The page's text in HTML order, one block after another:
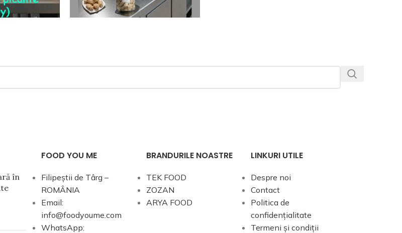
în
FOOD YOU ME
Filipeștii de Târg –
ROMÂNIA
Email:
info@foodyoume.com
WhatsApp:
BRANDURILE NOASTRE
TEK FOOD
ZOZAN
ARYA FOOD
LINKURI UTILE
Despre noi
Contact
Politica de
confidențialitate
Termeni și condiții